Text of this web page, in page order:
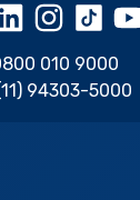
010 9000
94303-5000